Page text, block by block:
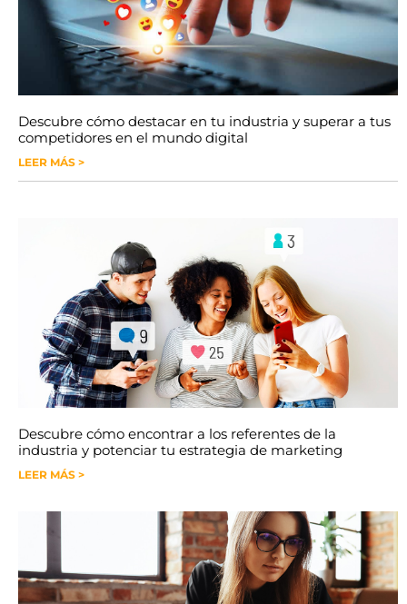
Descubre cómo destacar en tu industria y superar a tus
competidores en el mundo digital
LEER MÁS >
Descubre cómo encontrar a los referentes de la
industria y potenciar tu estrategia de marketing
LEER MÁS >